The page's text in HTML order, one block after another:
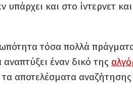
και στο ίντερνετ
τόσα πολλά
έναν δικό της
αποτελέσματα